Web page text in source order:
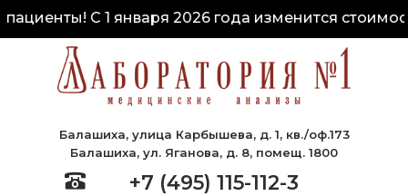
С 1 января 2026 года изменится
Балашиха, улица Карбышева, д. 1, кв./оф.173
Балашиха, ул. Яганова, д. 8, помещ. 1800
+7 (495) 115-112-3